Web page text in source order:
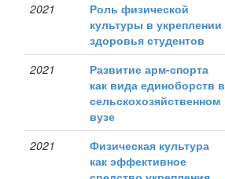
2021
Роль физической
культуры в укреплении
здоровья студентов
2021
Развитие арм-спорта
как вида единоборств в
сельскохозяйственном
вузе
2021
Физическая культура
как эффективное